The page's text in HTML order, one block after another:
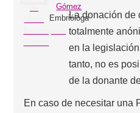
Gómez
EmbriólogaLa donación de
totalmente
en la
tanto, no es
de la donante
En caso de necesitar una